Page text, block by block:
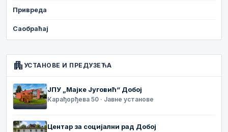
Привреда
Саобраћај
apartment УСТАНОВЕ И ПРЕДУЗЕЋА
ЈПУ „Мајке Југовић“ Добој
Карађорђева 50 · Јавне установе
Центар за социјални рад Добој